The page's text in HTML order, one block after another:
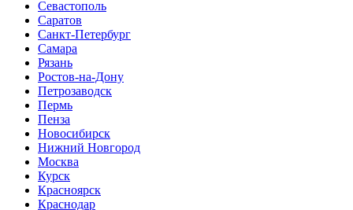
Севастополь
Саратов
Санкт-Петербург
Самара
Рязань
Ростов-на-Дону
Петрозаводск
Пермь
Пенза
Новосибирск
Нижний Новгород
Москва
Курск
Красноярск
Краснодар